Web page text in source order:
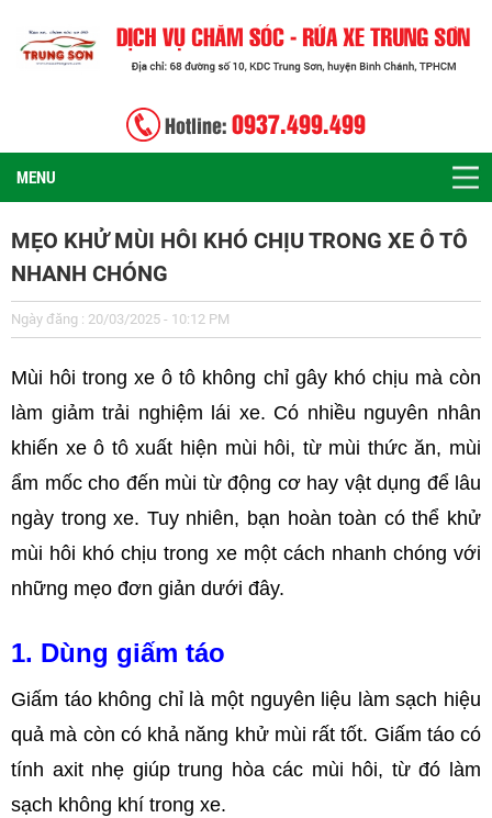
Hotline: 0937.499.499
MENU
MẸO KHỬ MÙI HÔI KHÓ CHỊU TRONG XE Ô TÔ
NHANH CHÓNG
Ngày đăng : 20/03/2025 - 10:12 PM
Mùi hôi trong xe ô tô không chỉ gây khó chịu mà còn
làm giảm trải nghiệm lái xe. Có nhiều nguyên nhân
khiến xe ô tô xuất hiện mùi hôi, từ mùi thức ăn, mùi
ẩm mốc cho đến mùi từ động cơ hay vật dụng để lâu
ngày trong xe. Tuy nhiên, bạn hoàn toàn có thể khử
mùi hôi khó chịu trong xe một cách nhanh chóng với
những mẹo đơn giản dưới đây.
1. Dùng giấm táo
Giấm táo không chỉ là một nguyên liệu làm sạch hiệu
quả mà còn có khả năng khử mùi rất tốt. Giấm táo có
tính axit nhẹ giúp trung hòa các mùi hôi, từ đó làm
sạch không khí trong xe.